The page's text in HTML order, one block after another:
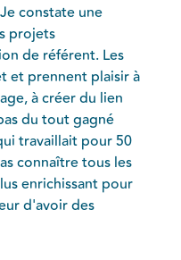
constate une
projets
de référent. Les
et prennent plaisir à
à créer du lien
du tout gagné
travaillait pour 50
connaître tous les
enrichissant pour
d'avoir des